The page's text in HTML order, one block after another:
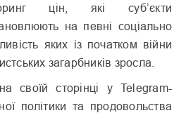
цін, які суб’єкти
на певні соціально
яких із початком війни
загарбників зросла.
своїй сторінці у Telegram-
політики та продовольства